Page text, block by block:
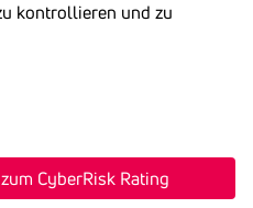
kontrollieren und zu
CyberRisk Rating